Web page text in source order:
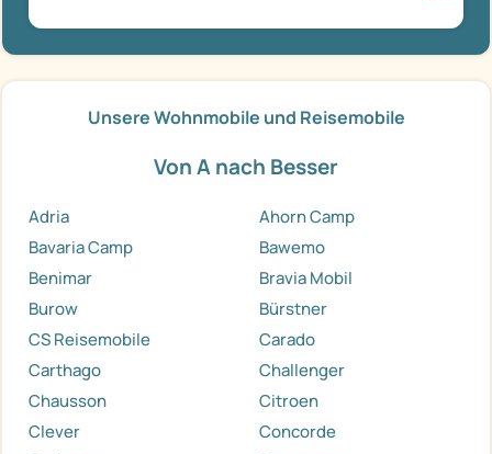
Unsere Wohnmobile und Reisemobile
Von A nach Besser
Adria
Ahorn Camp
Bavaria Camp
Bawemo
Benimar
Bravia Mobil
Burow
Bürstner
CS Reisemobile
Carado
Carthago
Challenger
Chausson
Citroen
Clever
Concorde